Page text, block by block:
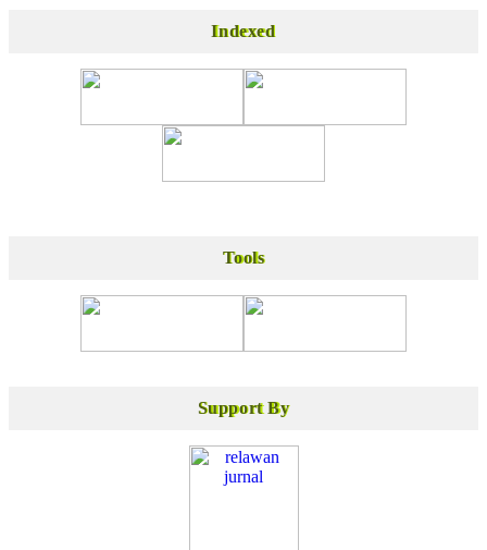
Indexed
Indexed
Tools
Tools
Support By
Support By